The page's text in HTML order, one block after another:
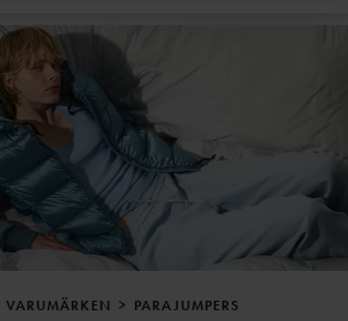
VARUMÄRKEN PARAJUMPERS